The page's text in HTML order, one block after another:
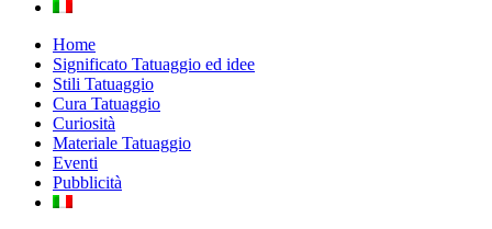
Home
Significato Tatuaggio ed idee
Stili Tatuaggio
Cura Tatuaggio
Curiosità
Materiale Tatuaggio
Eventi
Pubblicità